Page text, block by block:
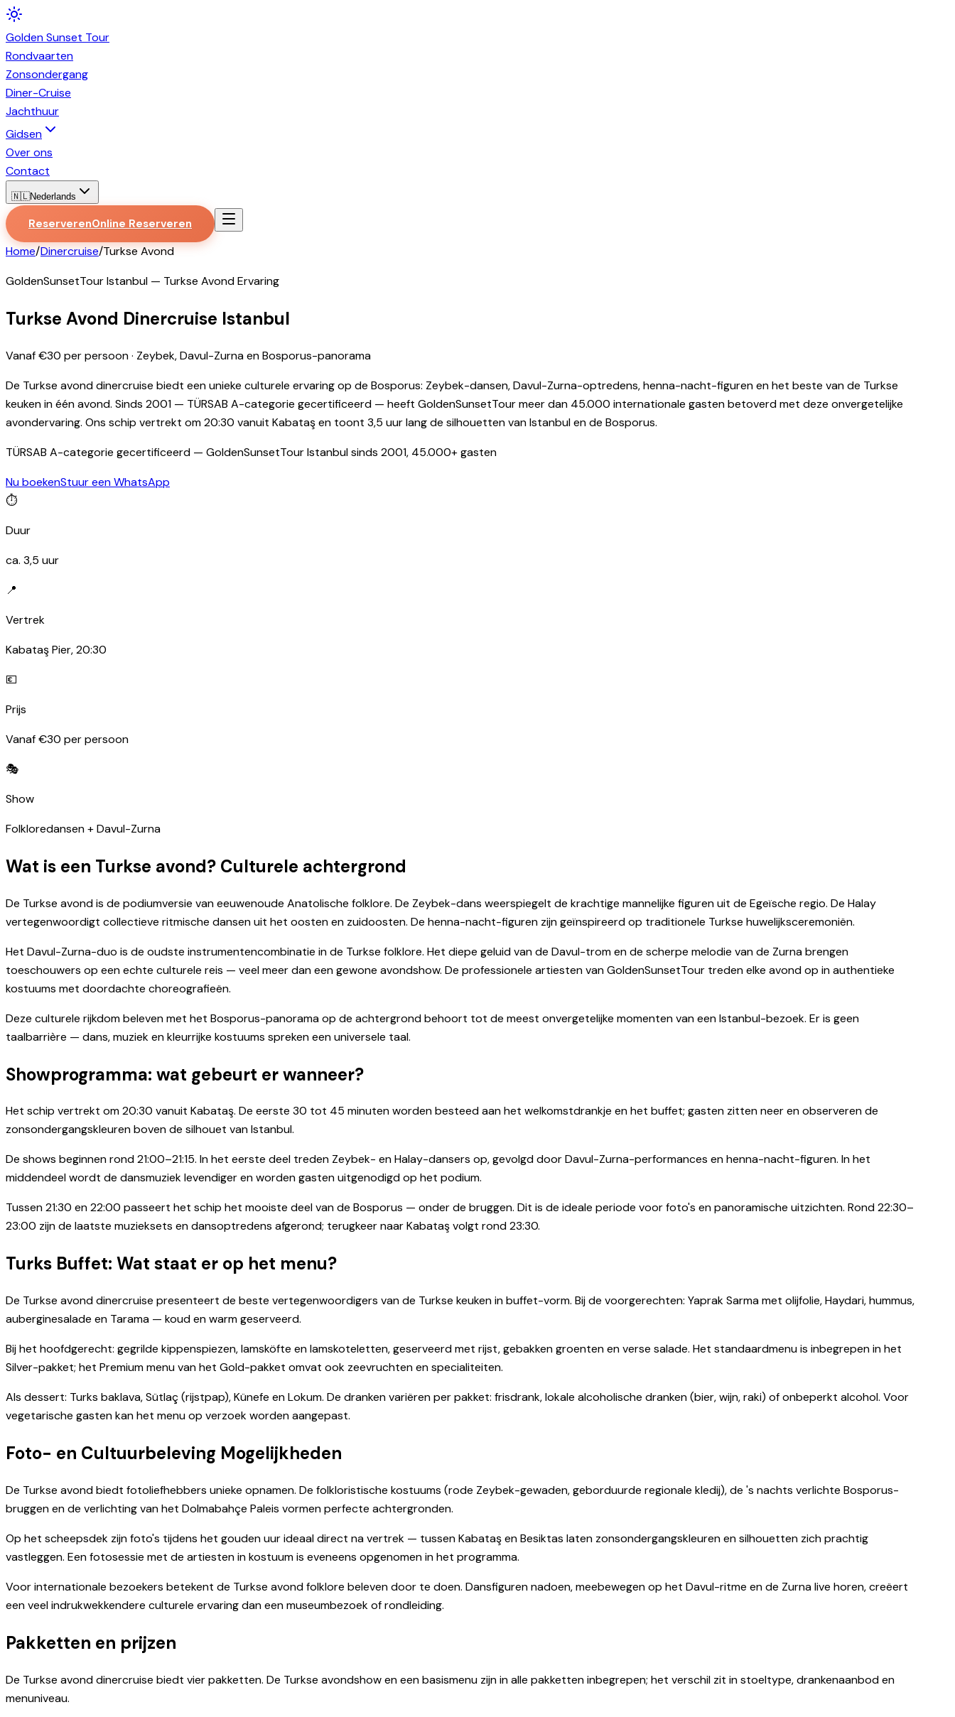
GoldenSunset Tour
Rondvaarten
Zonsondergang
Diner-Cruise
Jachthuur
Gidsen
Over ons
Contact
🇳🇱Nederlands
ReserverenOnline Reserveren
Home/Dinercruise/Turkse Avond
GoldenSunsetTour Istanbul — Turkse Avond Ervaring
Turkse Avond Dinercruise Istanbul
Vanaf €30 per persoon · Zeybek, Davul-Zurna en Bosporus-panorama
De Turkse avond dinercruise biedt een unieke culturele ervaring op de Bosporus: Zeybek-dansen, Davul-Zurna-optredens, henna-nacht-figuren en het beste van de Turkse
keuken in één avond. Sinds 2001 — TÜRSAB A-categorie gecertificeerd — heeft GoldenSunsetTour meer dan 45.000 internationale gasten betoverd met deze onvergetelijke
avondervaring. Ons schip vertrekt om 20:30 vanuit Kabataş en toont 3,5 uur lang de silhouetten van Istanbul en de Bosporus.
TÜRSAB A-categorie gecertificeerd — GoldenSunsetTour Istanbul sinds 2001, 45.000+ gasten
Nu boekenStuur een WhatsApp
⏱
Duur
ca. 3,5 uur
📍
Vertrek
Kabataş Pier, 20:30
💶
Prijs
Vanaf €30 per persoon
🎭
Show
Folkloredansen + Davul-Zurna
Wat is een Turkse avond? Culturele achtergrond
De Turkse avond is de podiumversie van eeuwenoude Anatolische folklore. De Zeybek-dans weerspiegelt de krachtige mannelijke figuren uit de Egeïsche regio. De Halay
vertegenwoordigt collectieve ritmische dansen uit het oosten en zuidoosten. De henna-nacht-figuren zijn geïnspireerd op traditionele Turkse huwelijksceremoniën.
Het Davul-Zurna-duo is de oudste instrumentencombinatie in de Turkse folklore. Het diepe geluid van de Davul-trom en de scherpe melodie van de Zurna brengen
toeschouwers op een echte culturele reis — veel meer dan een gewone avondshow. De professionele artiesten van GoldenSunsetTour treden elke avond op in authentieke
kostuums met doordachte choreografieën.
Deze culturele rijkdom beleven met het Bosporus-panorama op de achtergrond behoort tot de meest onvergetelijke momenten van een Istanbul-bezoek. Er is geen
taalbarrière — dans, muziek en kleurrijke kostuums spreken een universele taal.
Showprogramma: wat gebeurt er wanneer?
Het schip vertrekt om 20:30 vanuit Kabataş. De eerste 30 tot 45 minuten worden besteed aan het welkomstdrankje en het buffet; gasten zitten neer en observeren de
zonsondergangskleuren boven de silhouet van Istanbul.
De shows beginnen rond 21:00–21:15. In het eerste deel treden Zeybek- en Halay-dansers op, gevolgd door Davul-Zurna-performances en henna-nacht-figuren. In het
middendeel wordt de dansmuziek levendiger en worden gasten uitgenodigd op het podium.
Tussen 21:30 en 22:00 passeert het schip het mooiste deel van de Bosporus — onder de bruggen. Dit is de ideale periode voor foto's en panoramische uitzichten. Rond 22:30–
23:00 zijn de laatste muzieksets en dansoptredens afgerond; terugkeer naar Kabataş volgt rond 23:30.
Turks Buffet: Wat staat er op het menu?
De Turkse avond dinercruise presenteert de beste vertegenwoordigers van de Turkse keuken in buffet-vorm. Bij de voorgerechten: Yaprak Sarma met olijfolie, Haydari, hummus,
auberginesalade en Tarama — koud en warm geserveerd.
Bij het hoofdgerecht: gegrilde kippenspiezen, lamsköfte en lamskoteletten, geserveerd met rijst, gebakken groenten en verse salade. Het standaardmenu is inbegrepen in het
Silver-pakket; het Premium menu van het Gold-pakket omvat ook zeevruchten en specialiteiten.
Als dessert: Turks baklava, Sütlaç (rijstpap), Künefe en Lokum. De dranken variëren per pakket: frisdrank, lokale alcoholische dranken (bier, wijn, raki) of onbeperkt alcohol. Voor
vegetarische gasten kan het menu op verzoek worden aangepast.
Foto- en Cultuurbeleving Mogelijkheden
De Turkse avond biedt fotoliefhebbers unieke opnamen. De folkloristische kostuums (rode Zeybek-gewaden, geborduurde regionale kledij), de 's nachts verlichte Bosporus-
bruggen en de verlichting van het Dolmabahçe Paleis vormen perfecte achtergronden.
Op het scheepsdek zijn foto's tijdens het gouden uur ideaal direct na vertrek — tussen Kabataş en Besiktas laten zonsondergangskleuren en silhouetten zich prachtig
vastleggen. Een fotosessie met de artiesten in kostuum is eveneens opgenomen in het programma.
Voor internationale bezoekers betekent de Turkse avond folklore beleven door te doen. Dansfiguren nadoen, meebewegen op het Davul-ritme en de Zurna live horen, creëert
een veel indrukwekkendere culturele ervaring dan een museumbezoek of rondleiding.
Pakketten en prijzen
De Turkse avond dinercruise biedt vier pakketten. De Turkse avondshow en een basismenu zijn in alle pakketten inbegrepen; het verschil zit in stoeltype, drankenaanbod en
menuniveau.